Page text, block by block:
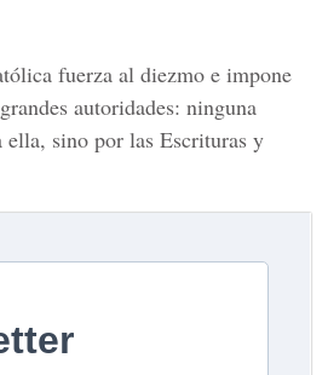
fuerza al diezmo e impone
autoridades: ninguna
ella, sino por las Escrituras y